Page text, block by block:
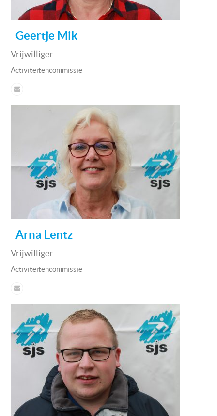
Geertje Mik
Vrijwilliger
Activiteitencommissie
Arna Lentz
Vrijwilliger
Activiteitencommissie